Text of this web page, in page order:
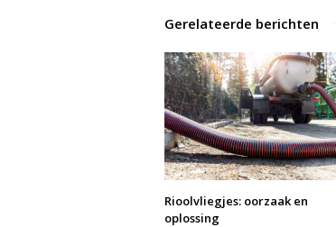
Gerelateerde berichten
Rioolvliegjes: oorzaak en
oplossing